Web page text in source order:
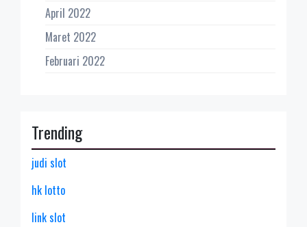
April 2022
Maret 2022
Februari 2022
Trending
judi slot
hk lotto
link slot